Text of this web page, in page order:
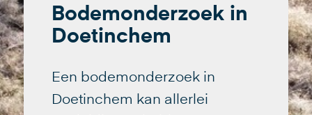
Bodemonderzoek in
Doetinchem
Een bodemonderzoek in
Doetinchem kan allerlei